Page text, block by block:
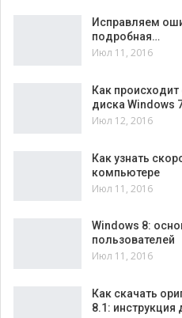
Исправляем
подробная…
Июл 11, 2016
Как происходит
диска Windows
Июл 12, 2016
Как узнать
компьютере
Июл 11, 2016
Windows 8:
пользователей
Июл 11, 2016
Как скачать
8.1: инструкция